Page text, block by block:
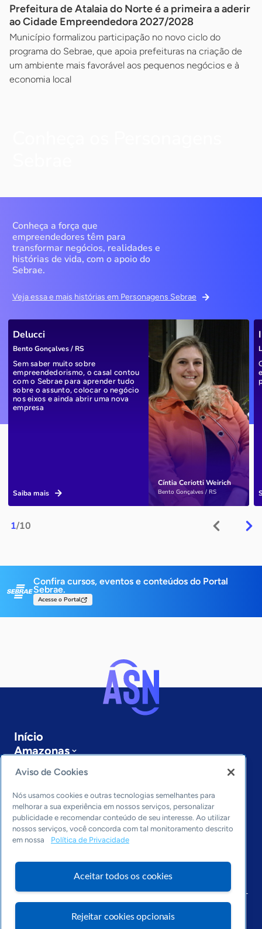
Prefeitura de Atalaia do Norte é a primeira a aderir
ao Cidade Empreendedora 2027/2028
Município formalizou participação no novo ciclo do
programa do Sebrae, que apoia prefeituras na criação de
um ambiente mais favorável aos pequenos negócios e à
economia local
Conheça a força que
empreendedores têm para
transformar negócios, realidades e
histórias de vida, com o apoio do
Sebrae.
Veja essa e mais histórias em Personagens Sebrae
1/10
Cíntia Ceriotti Weirich
Bento Gonçalves / RS
Delucci
Bento Gonçalves / RS
Sem saber muito sobre
empreendedorismo, o casal contou
com o Sebrae para aprender tudo
sobre o assunto, colocar o negócio
nos eixos e ainda abrir uma nova
empresa
Saiba mais
Confira cursos, eventos e conteúdos do Portal
Sebrae.
Acesse o Portal
Início
Amazonas
Sobre a ASN
Últimas notícias
Entre em contato
Editorias
Economia & Política
Inovação & Tecnologia
Cultura empreendedora
Arquivo
Aviso de Cookies
Nós usamos cookies e outras tecnologias semelhantes para
melhorar a sua experiência em nossos serviços, personalizar
publicidade e recomendar conteúdo de seu interesse. Ao utilizar
nossos serviços, você concorda com tal monitoramento descrito
em nossa
Política de Privacidade
Aceitar todos os cookies
Rejeitar cookies opcionais